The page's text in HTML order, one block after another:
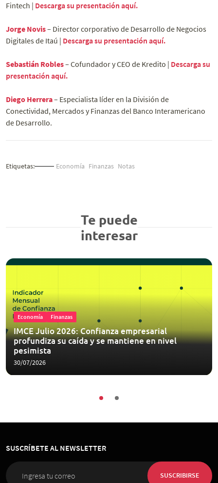
Fintech | Descarga su presentación aquí.
Jorge Novis– Director corporativo de Desarrollo de Negocios
Digitales de Itaú | Descarga su presentación aquí.
Sebastián Robles– Cofundador y CEO de Kredito | Descarga su
presentación aquí.
Diego Herrera– Especialista líder en la División de
Conectividad, Mercados y Finanzas del Banco Interamericano
de Desarrollo.
Etiquetas: Economía Finanzas Notas
Te puede
interesar
Economía Finanzas
IMCE Julio 2026: Confianza empresarial
profundiza su caída y se mantiene en nivel
pesimista
30/07/2026
SUSCRÍBETE AL NEWSLETTER
SUSCRIBIRSE